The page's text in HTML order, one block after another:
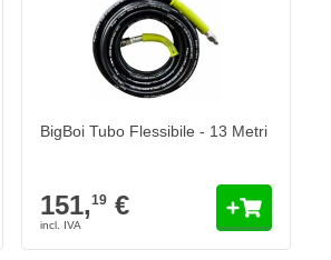
BigBoi Tubo Flessibile - 13 Metri
151,19 €